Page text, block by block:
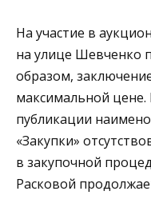
На участие в
на улице Шевченко
образом,
максимальной
публикации
«Закупки»
в закупочной
Расковой